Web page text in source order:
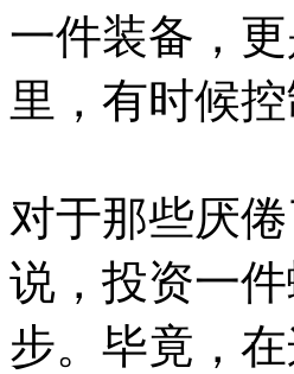
一件装备，
里，有时候
对于那些厌
说，投资一
步。毕竟，